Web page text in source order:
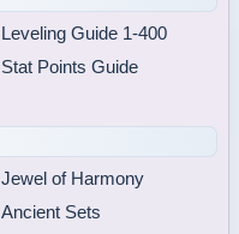
Leveling Guide 1-400
Stat Points Guide
Jewel of Harmony
Ancient Sets